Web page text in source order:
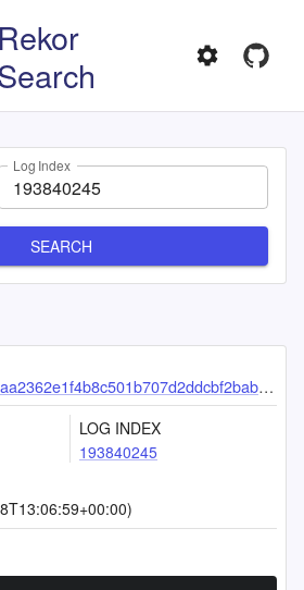
Rekor
Log Index
SEARCH
LOG INDEX
193840245